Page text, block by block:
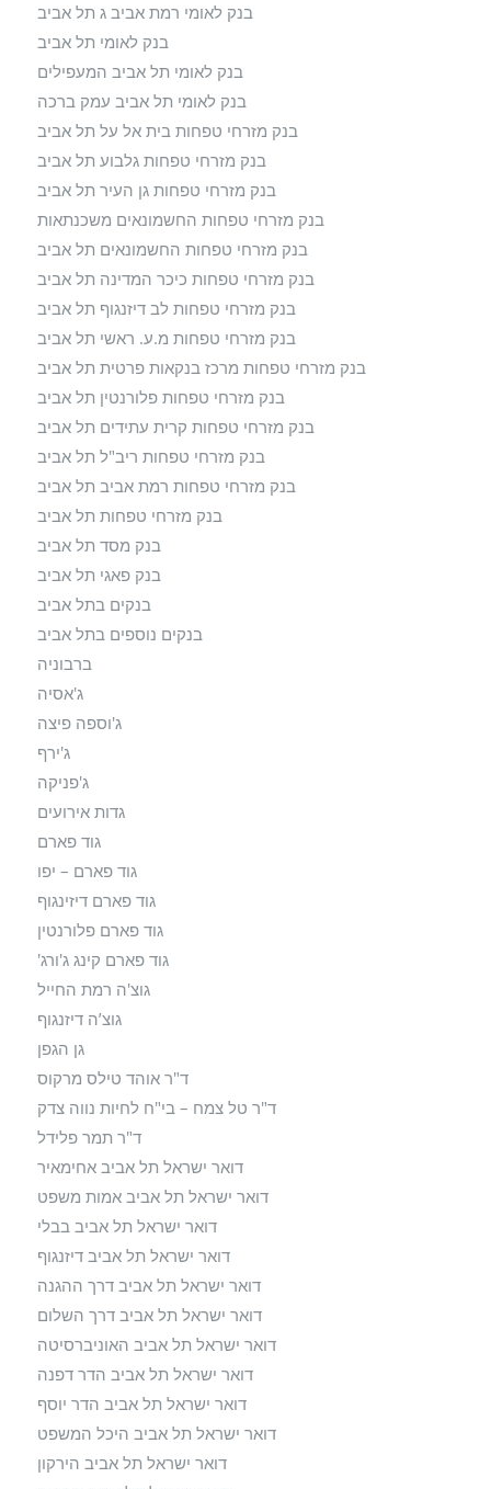
בנק לאומי רמת אביב ג תל אביב
בנק לאומי תל אביב
בנק לאומי תל אביב המעפילים
בנק לאומי תל אביב עמק ברכה
בנק מזרחי טפחות בית אל על תל אביב
בנק מזרחי טפחות גלבוע תל אביב
בנק מזרחי טפחות גן העיר תל אביב
בנק מזרחי טפחות החשמונאים משכנתאות
בנק מזרחי טפחות החשמונאים תל אביב
בנק מזרחי טפחות כיכר המדינה תל אביב
בנק מזרחי טפחות לב דיזנגוף תל אביב
בנק מזרחי טפחות מ.ע. ראשי תל אביב
בנק מזרחי טפחות מרכז בנקאות פרטית תל אביב
בנק מזרחי טפחות פלורנטין תל אביב
בנק מזרחי טפחות קרית עתידים תל אביב
בנק מזרחי טפחות ריב"ל תל אביב
בנק מזרחי טפחות רמת אביב תל אביב
בנק מזרחי טפחות תל אביב
בנק מסד תל אביב
בנק פאגי תל אביב
בנקים בתל אביב
בנקים נוספים בתל אביב
ברבוניה
ג'אסיה
ג'וספה פיצה
ג'ירף
ג'פניקה
גדות אירועים
גוד פארם
גוד פארם – יפו
גוד פארם דיזינגוף
גוד פארם פלורנטין
גוד פארם קינג ג'ורג'
גוצ'ה רמת החייל
גוצ’ה דיזנגוף
גן הגפן
ד"ר אוהד טילס מרקוס
ד"ר טל צמח – בי"ח לחיות נווה צדק
ד"ר תמר פלידל
דואר ישראל תל אביב אחימאיר
דואר ישראל תל אביב אמות משפט
דואר ישראל תל אביב בבלי
דואר ישראל תל אביב דיזנגוף
דואר ישראל תל אביב דרך ההגנה
דואר ישראל תל אביב דרך השלום
דואר ישראל תל אביב האוניברסיטה
דואר ישראל תל אביב הדר דפנה
דואר ישראל תל אביב הדר יוסף
דואר ישראל תל אביב היכל המשפט
דואר ישראל תל אביב הירקון